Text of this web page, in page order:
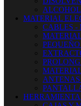
MATERIAL
CABLES -